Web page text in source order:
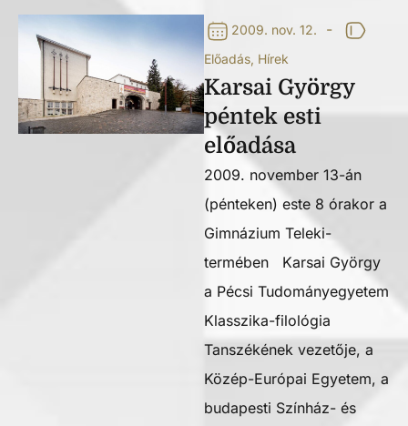
2009. nov. 12. -
Előadás, Hírek
Karsai György
péntek esti
előadása
2009. november 13-án
(pénteken) este 8 órakor a
Gimnázium Teleki-
termében Karsai György
a Pécsi Tudományegyetem
Klasszika-filológia
Tanszékének vezetője, a
Közép-Európai Egyetem, a
budapesti Színház- és